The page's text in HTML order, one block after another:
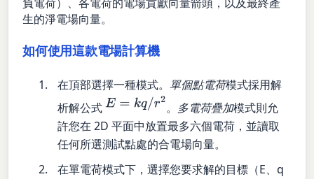
生的淨電場向量。
如何使用這款電場計算機
在頂部選擇一種模式。單個點電荷模式採用解
析解公式E= kq /r2 。 多電荷疊加模式則允
許您在 2D 平面中放置最多六個電荷，並讀取
任何所選測試點處的合電場向量。
在單電荷模式下，選擇您要求解的目標（E、q